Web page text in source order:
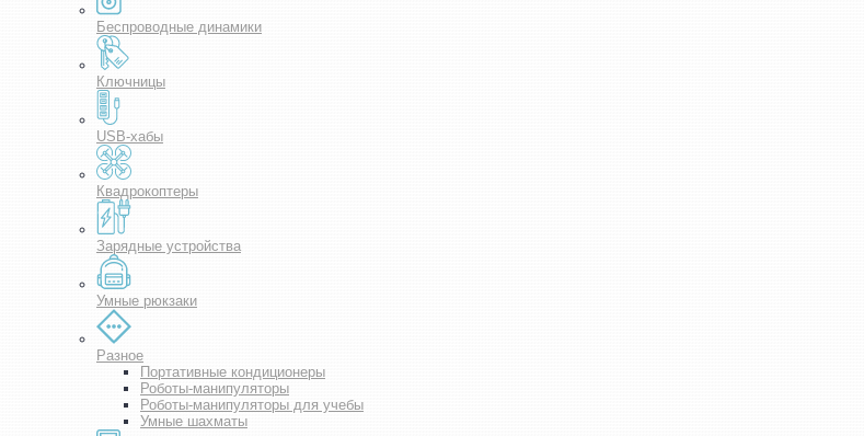
Беспроводные динамики
Ключницы
USB-хабы
Квадрокоптеры
Зарядные устройства
Умные рюкзаки
Разное
Портативные кондиционеры
Роботы-манипуляторы
Роботы-манипуляторы для учебы
Умные шахматы